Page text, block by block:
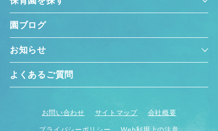
園ブログ
お知らせ
よくあるご質問
お問い合わせ サイトマップ 会社概要